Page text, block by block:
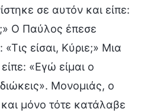
σε αυτόν και είπε:
Ο Παύλος έπεσε
είσαι, Κύριε;» Μια
«Εγώ είμαι ο
Μονομιάς, ο
μόνο τότε κατάλαβε